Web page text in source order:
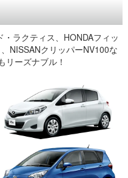
安心しました。期間中、特
。会社まで配送・引取りも
させてもらいます。（尼
わず、営業車として1ヶ月
がある姫路や明石、加古川
、排気量の大き目の車を希
したが、キレイな車でし
ビスもついていたので、期
戸市、設備業）
急でしたが当日すぐ対応し
付きでノートを代車として
もらいました。明石や加古
とで大き目のノートを提案し
ラクティス、HONDAフィッ
NISSANクリッパーNV100な
リーズナブル！